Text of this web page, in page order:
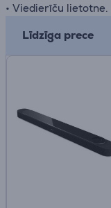
• Viedierīču lietotne.
Līdzīga prece